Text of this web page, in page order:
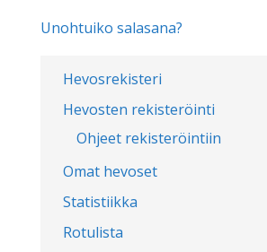
Hevosrekisteri
Hevosten rekisteröinti
Ohjeet rekisteröintiin
Omat hevoset
Statistiikka
Rotulista
Unohtuiko salasana?